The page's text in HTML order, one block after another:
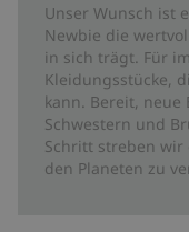
Unser Wunsch ist
Newbie die
in sich trägt. Für
Kleidungsstücke,
kann. Bereit,
Schwestern und
Schritt streben wir
den Planeten zu